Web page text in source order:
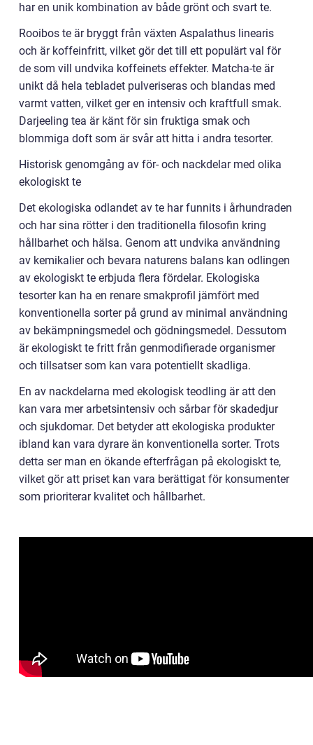
har en unik kombination av både grönt och svart te.
Rooibos te är bryggt från växten Aspalathus linearis
och är koffeinfritt, vilket gör det till ett populärt val för
de som vill undvika koffeinets effekter. Matcha-te är
unikt då hela tebladet pulveriseras och blandas med
varmt vatten, vilket ger en intensiv och kraftfull smak.
Darjeeling tea är känt för sin fruktiga smak och
blommiga doft som är svår att hitta i andra tesorter.
Historisk genomgång av för- och nackdelar med olika
ekologiskt te
Det ekologiska odlandet av te har funnits i århundraden
och har sina rötter i den traditionella filosofin kring
hållbarhet och hälsa. Genom att undvika användning
av kemikalier och bevara naturens balans kan odlingen
av ekologiskt te erbjuda flera fördelar. Ekologiska
tesorter kan ha en renare smakprofil jämfört med
konventionella sorter på grund av minimal användning
av bekämpningsmedel och gödningsmedel. Dessutom
är ekologiskt te fritt från genmodifierade organismer
och tillsatser som kan vara potentiellt skadliga.
En av nackdelarna med ekologisk teodling är att den
kan vara mer arbetsintensiv och sårbar för skadedjur
och sjukdomar. Det betyder att ekologiska produkter
ibland kan vara dyrare än konventionella sorter. Trots
detta ser man en ökande efterfrågan på ekologiskt te,
vilket gör att priset kan vara berättigat för konsumenter
som prioriterar kvalitet och hållbarhet.